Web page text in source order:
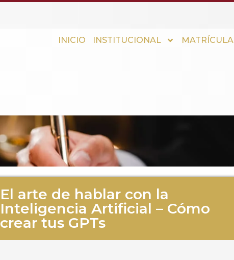
INICIO INSTITUCIONAL MATRÍCULA
El arte de hablar con la
Inteligencia Artificial – Cómo
crear tus GPTs